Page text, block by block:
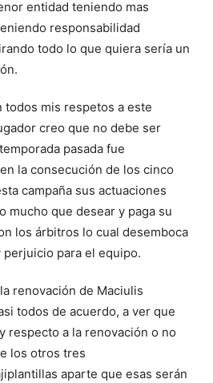
entidad teniendo mas
responsabilidad
todo lo que quiera sería un
todos mis respetos a este
creo que no debe ser
pasada fue
la consecución de los cinco
campaña sus actuaciones
mucho que desear y paga su
los árbitros lo cual desemboca
perjuicio para el equipo.
renovación de Maciulis
todos de acuerdo, a ver que
respecto a la renovación o no
los otros tres
aparte que esas serán